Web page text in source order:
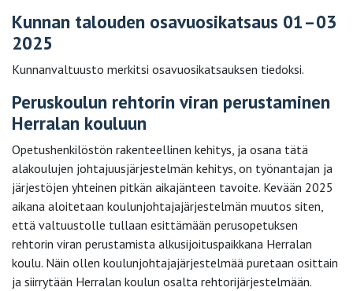
Kunnan talouden osavuosikatsaus 01–03
2025
Kunnanvaltuusto merkitsi osavuosikatsauksen tiedoksi.
Peruskoulun rehtorin viran perustaminen
Herralan kouluun
Opetushenkilöstön rakenteellinen kehitys, ja osana tätä
alakoulujen johtajuusjärjestelmän kehitys, on työnantajan ja
järjestöjen yhteinen pitkän aikajänteen tavoite. Kevään 2025
aikana aloitetaan koulunjohtajajärjestelmän muutos siten,
että valtuustolle tullaan esittämään perusopetuksen
rehtorin viran perustamista alkusijoituspaikkana Herralan
koulu. Näin ollen koulunjohtajajärjestelmää puretaan osittain
ja siirrytään Herralan koulun osalta rehtorijärjestelmään.